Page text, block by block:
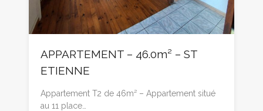
APPARTEMENT – 46.0m² – ST
ETIENNE
Appartement T2 de 46m² – Appartement situé
au 11 place…